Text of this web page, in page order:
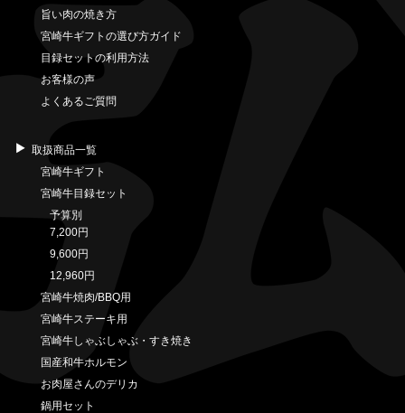
旨い肉の焼き方
宮崎牛ギフトの選び方ガイド
目録セットの利用方法
お客様の声
よくあるご質問
取扱商品一覧
宮崎牛ギフト
宮崎牛目録セット
予算別
7,200円
9,600円
12,960円
宮崎牛焼肉/BBQ用
宮崎牛ステーキ用
宮崎牛しゃぶしゃぶ・すき焼き
国産和牛ホルモン
お肉屋さんのデリカ
鍋用セット